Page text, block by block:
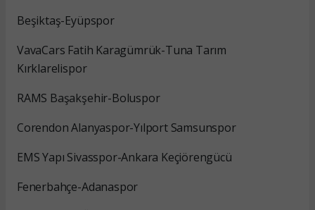
Beşiktaş-Eyüpspor
VavaCars Fatih Karagümrük-Tuna Tarım
Kırklarelispor
RAMS Başakşehir-Boluspor
Corendon Alanyaspor-Yılport Samsunspor
EMS Yapı Sivasspor-Ankara Keçiörengücü
Fenerbahçe-Adanaspor